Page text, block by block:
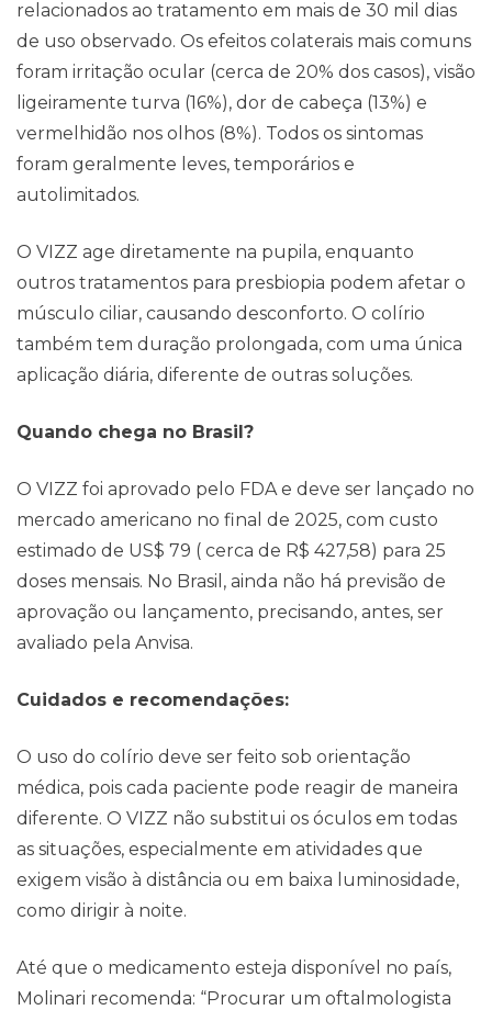
relacionados ao tratamento em mais de 30 mil dias
de uso observado. Os efeitos colaterais mais comuns
foram irritação ocular (cerca de 20% dos casos), visão
ligeiramente turva (16%), dor de cabeça (13%) e
vermelhidão nos olhos (8%). Todos os sintomas
foram geralmente leves, temporários e
autolimitados.
O VIZZ age diretamente na pupila, enquanto
outros tratamentos para presbiopia podem afetar o
músculo ciliar, causando desconforto. O colírio
também tem duração prolongada, com uma única
aplicação diária, diferente de outras soluções.
Quando chega no Brasil?
O VIZZ foi aprovado pelo FDA e deve ser lançado no
mercado americano no final de 2025, com custo
estimado de US$ 79 ( cerca de R$ 427,58) para 25
doses mensais. No Brasil, ainda não há previsão de
aprovação ou lançamento, precisando, antes, ser
avaliado pela Anvisa.
Cuidados e recomendações:
O uso do colírio deve ser feito sob orientação
médica, pois cada paciente pode reagir de maneira
diferente. O VIZZ não substitui os óculos em todas
as situações, especialmente em atividades que
exigem visão à distância ou em baixa luminosidade,
como dirigir à noite.
Até que o medicamento esteja disponível no país,
Molinari recomenda: “Procurar um oftalmologista